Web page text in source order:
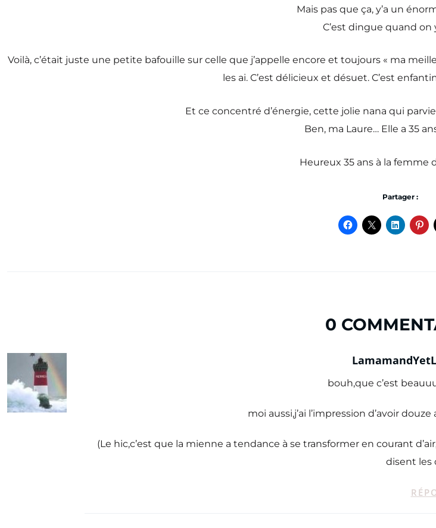
Mais pas que ça, y’a un
C’est dingue quand on
Voilà, c’était juste une petite bafouille sur celle que j’appelle encore et toujours « ma
les ai. C’est délicieux et désuet. C’est
Et ce concentré d’énergie, cette jolie nana qui
Ben, ma Laure… Elle a 35
Heureux 35 ans à la femme
Partager :
0
LamamandYetL
bouh,que c’est
moi aussi,j’ai l’impression d’avoir
(Le hic,c’est que la mienne a tendance à se transformer en courant
disent les